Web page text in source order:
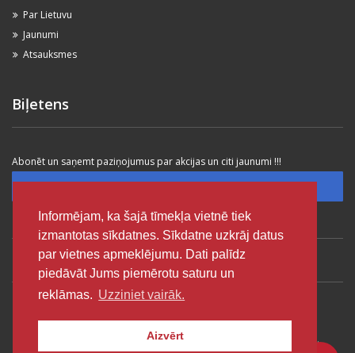
Informējam, ka šajā tīmekļa vietnē tiek
izmantotas sīkdatnes. Sīkdatne uzkrāj datus
par vietnes apmeklējumu. Dati palīdz
piedāvāt Jums piemērotu saturu un
reklāmas. Uzziniet vairāk.
Aizvērt
Par Lietuvu
Jaunumi
Atsauksmes
Biļetens
Abonēt un saņemt paziņojumus par akcijas un citi jaunumi !!!
Subscribe
VIĻŅAS VECPILSĒTA VIĻŅAS SAVANORIU PR. VIĻŅAS LIDOSTA
KLAIPEDA VECPILSĒTA
© 2003-2023 Autobanga auto noma - Visas tiesības aizsargātas.